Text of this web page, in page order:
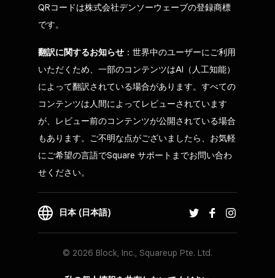
QRコードは株式会社デンソーウェーブの登録商標
です。
翻訳に関するお知らせ ：世界中のユーザーにご利用
いただくため、一部のコンテンツはAI（人工知能）
によって翻訳されている場合があります。すべての
コンテンツは人間によってレビューされています
が、レビュー前のコンテンツが公開されている場合
もあります。ご不明な点がございましたら、お気軽
にご希望の言語でSquare サポートまでお問い合わ
せください。
日本 (日本語)
© 2026 Block, Inc., Squareup Pte. Ltd.